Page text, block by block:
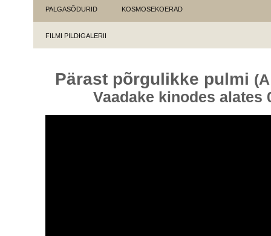
PALGASÕDURID KOSMOSEKOERAD
FILMI PILDIGALERII
Pärast põrgulikke pulmi
Vaadake kinodes alates